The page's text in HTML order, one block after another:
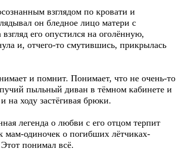
взглядом по кровати и
он бледное лицо матери с
его опустился на оголённую,
и, отчего-то смутившись, прикрылась
и помнит. Понимает, что не очень-то
пыльный диван в тёмном кабинете и
на ходу застёгивая брюки.
легенда о любви с его отцом терпит
мам-одиночек о погибших лётчиках-
понимал всё.